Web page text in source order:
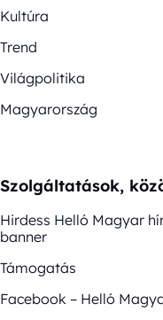
Kultúra
Trend
Világpolitika
Magyarország
Szolgáltatások,
Hirdess Helló Magyar
banner
Támogatás
Facebook – Helló